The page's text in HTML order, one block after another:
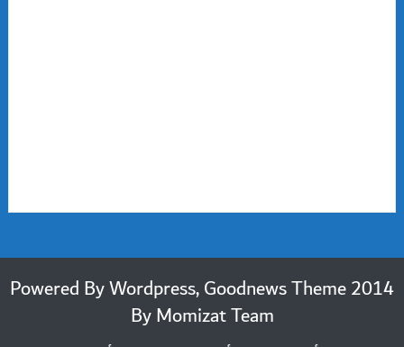
2014 Powered By Wordpress, Goodnews Theme
ByMomizat Team